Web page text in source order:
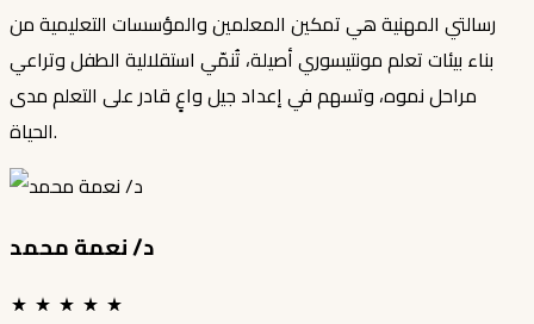
رسالتي المهنية هي تمكين المعلمين والمؤسسات التعليمية من
بناء بيئات تعلم مونتيسوري أصيلة، تُنمّي استقلالية الطفل وتراعي
مراحل نموه، وتسهم في إعداد جيل واعٍ قادر على التعلم مدى
الحياة.
د/ نعمة محمد